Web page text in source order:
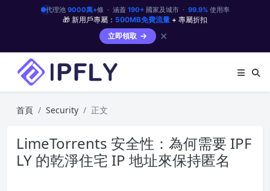
代理池 9000萬+條 · 涵蓋 190+國家及城市 · 99.9%使用率
🎁 新用戶專屬： 500MB免費流量 + 專屬折扣
立即領取
✕
首頁 Security 正文
LimeTorrents 安全性：為何需要 IPF
LY 的乾淨住宅 IP 地址來保持匿名